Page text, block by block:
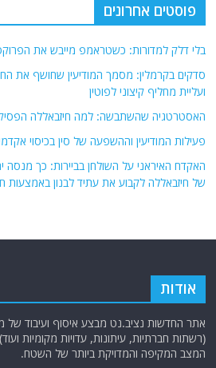
פוסטים אחרונים
בלי דלק למדורות: כשטראמפ מייבש את
סדקים בקרמלין: מסמך המודיעין שחושף את
ועליית מחליף קיצוני לפוטין
האסטרטגיה שהשתבשה: למה חיזבאללה הפסיק
פעילות המודיעין וההשפעה של סין בכיסוי
של חיזבאללה לקבוע את עתיד לבנון באמצעות
אודות
אתר החדשות נציב.נט מבצע איסוף ועיבוד של
(רשתות חברתיות, עיתונות, עדויות מקומיות
המצב המקיפה והמדויקת ביותר של השטח.